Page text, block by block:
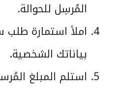
المُرسِل للحوالة.
املأ استمارة
بياناتك الشخصية.
استلم المبلغ